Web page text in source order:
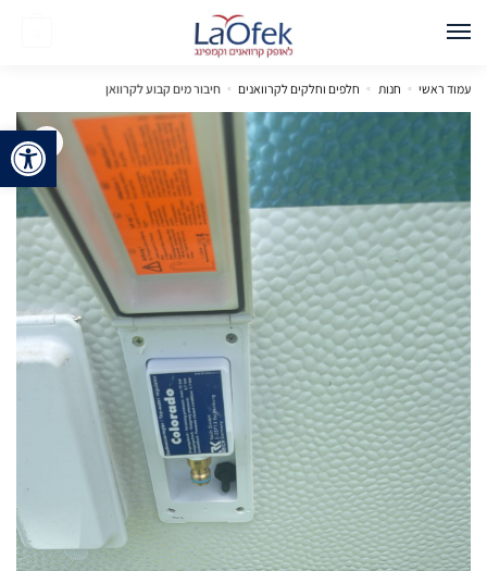
עמוד ראשי » חנות » חלפים וחלקים לקרוואנים » חיבור מים קבוע לקרוואן
🔍